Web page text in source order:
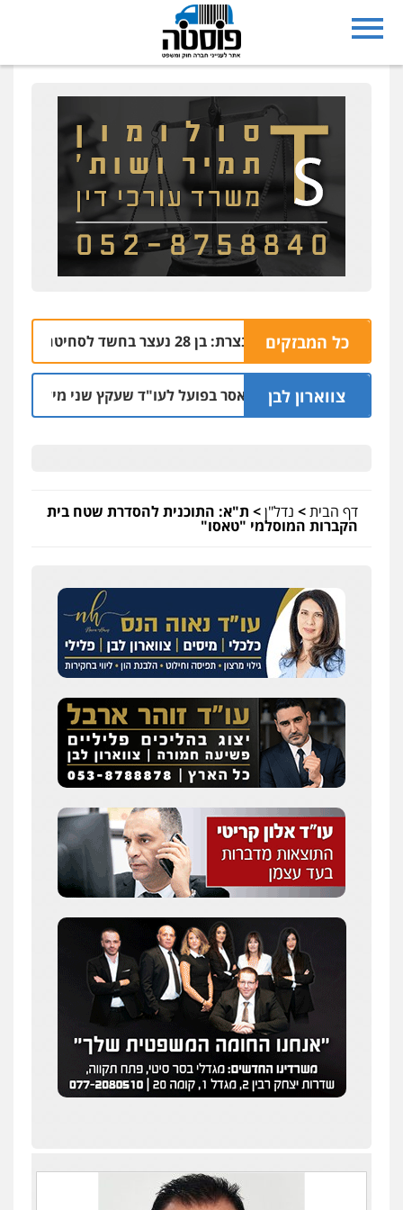
כל המבזקיםנצרת: בן 28 נעצר בחשד לסחיטה באיומים מטלפון שאינו שלו
צווארון לבןמאסר בפועל לעו"ד שעקץ שני מיליון שקל על
דף הבית> נדל"ן> ת"א: התוכנית להסדרת שטח בית
הקברות המוסלמי "טאסו"